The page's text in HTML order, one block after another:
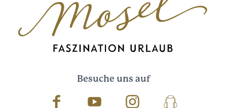
Besuche uns auf
Facebook Youtube InstagramPodcast